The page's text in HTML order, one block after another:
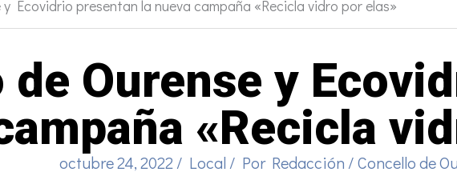
y Ecovidrio presentan la nueva campaña «Recicla vidro por elas»
de Ourense y
«Recicla
octubre 24, 2022/ Local / Por Redacción /Concello de